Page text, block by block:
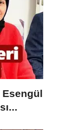
Esengül